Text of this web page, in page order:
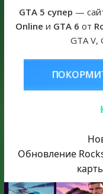
Auto VI
GTA 5 супер —
Online и GTA 6 от
GTA V,
(ДОНАТ)
Обновление